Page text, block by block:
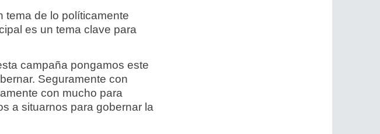
tema de lo políticamente
es un tema clave para
campaña pongamos este
Seguramente con
con mucho para
a situarnos para gobernar la